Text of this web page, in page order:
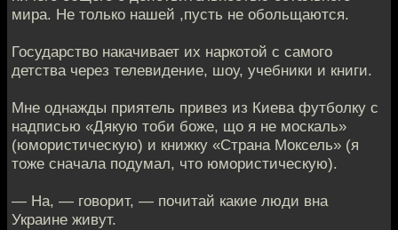
мира. Не только нашей ,пусть не обольщаются.
Государство накачивает их наркотой с самого
детства через телевидение, шоу, учебники и книги.
Мне однажды приятель привез из Киева футболку с
надписью «Дякую тоби боже, що я не москаль»
(юмористическую) и книжку «Страна Моксель» (я
тоже сначала подумал, что юмористическую).
— На, — говорит, — почитай какие люди вна
Украине живут.